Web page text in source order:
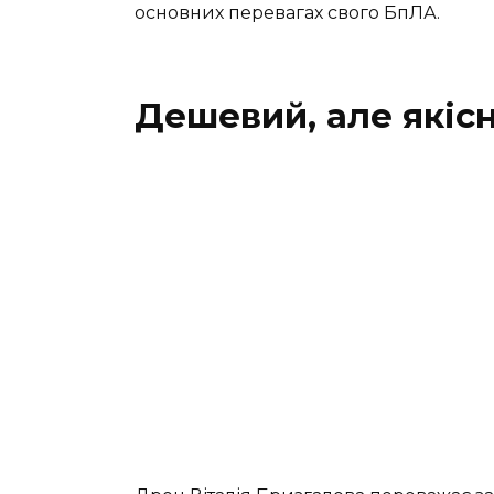
основних перевагах свого БпЛА.
Дешевий, але